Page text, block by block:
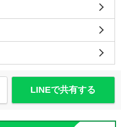
LINEで共有する